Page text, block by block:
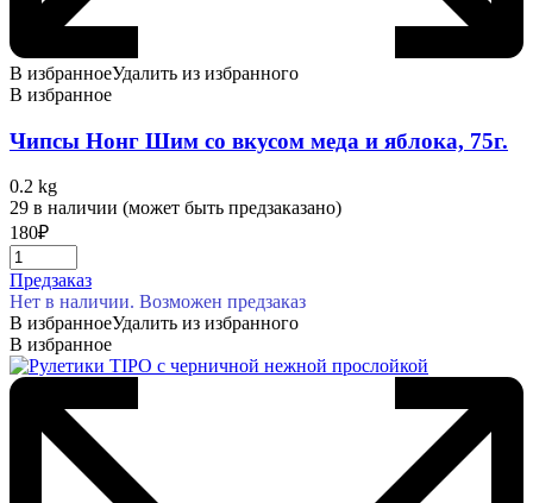
В избранноеУдалить из избранного
В избранное
Чипсы Нонг Шим со вкусом меда и яблока, 75г.
0.2 kg
29 в наличии (может быть предзаказано)
180₽
Предзаказ
Нет в наличии. Возможен предзаказ
В избранноеУдалить из избранного
В избранное